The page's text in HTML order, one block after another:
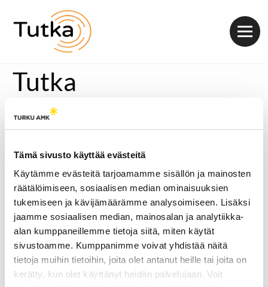
Tämä sivusto käyttää evästeitä
Käytämme evästeitä tarjoamamme sisällön ja mainosten
räätälöimiseen, sosiaalisen median ominaisuuksien
tukemiseen ja kävijämäärämme analysoimiseen. Lisäksi
jaamme sosiaalisen median, mainosalan ja analytiikka-
alan kumppaneillemme tietoja siitä, miten käytät
sivustoamme. Kumppanimme voivat yhdistää näitä
tietoja muihin tietoihin, joita olet antanut heille tai joita on
kerätty, kun olet käyttänyt heidän palvelujaan. Voit
Tutka